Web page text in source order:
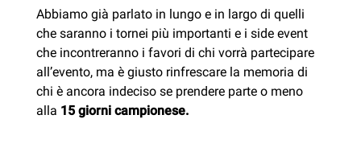
Abbiamo già parlato in lungo e in largo di quelli
che saranno i tornei più importanti e i side event
che incontreranno i favori di chi vorrà partecipare
all’evento, ma è giusto rinfrescare la memoria di
chi è ancora indeciso se prendere parte o meno
alla 15 giorni campionese.